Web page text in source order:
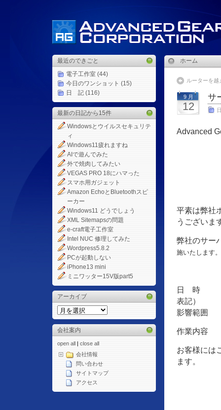
最近のできごと
電子工作室 (44)
今日のワンショット (15)
日 記 (116)
最新の日記から15件
Windowsとウイルスセキュリテ
ィ
Windows11疲れますね
AIで遊んでみた
外で焼肉してみたい
VEGAS PRO 18にハマった
スマホ用ガジェット
Amazon EchoとBluetoothスピ
ーカー
Windows11 どうでしょう
XML Sitemapsの問題
e-craft電子工作室
Intel NUC 修理してみた
Wordpress5.8.2
PCが起動しない
iPhone13 mini
ミニワッター15V版part5
アーカイブ
会社案内
open all | close all
会社情報
問い合わせ
サイトマップ
アクセス
ホーム
ルーターを
9 月
12
サ
Advanced
平素は弊社
うございま
弊社のサー
施いたします。
日 時 ：平
表記）
影響範囲
作業内容
お客様には
ます。